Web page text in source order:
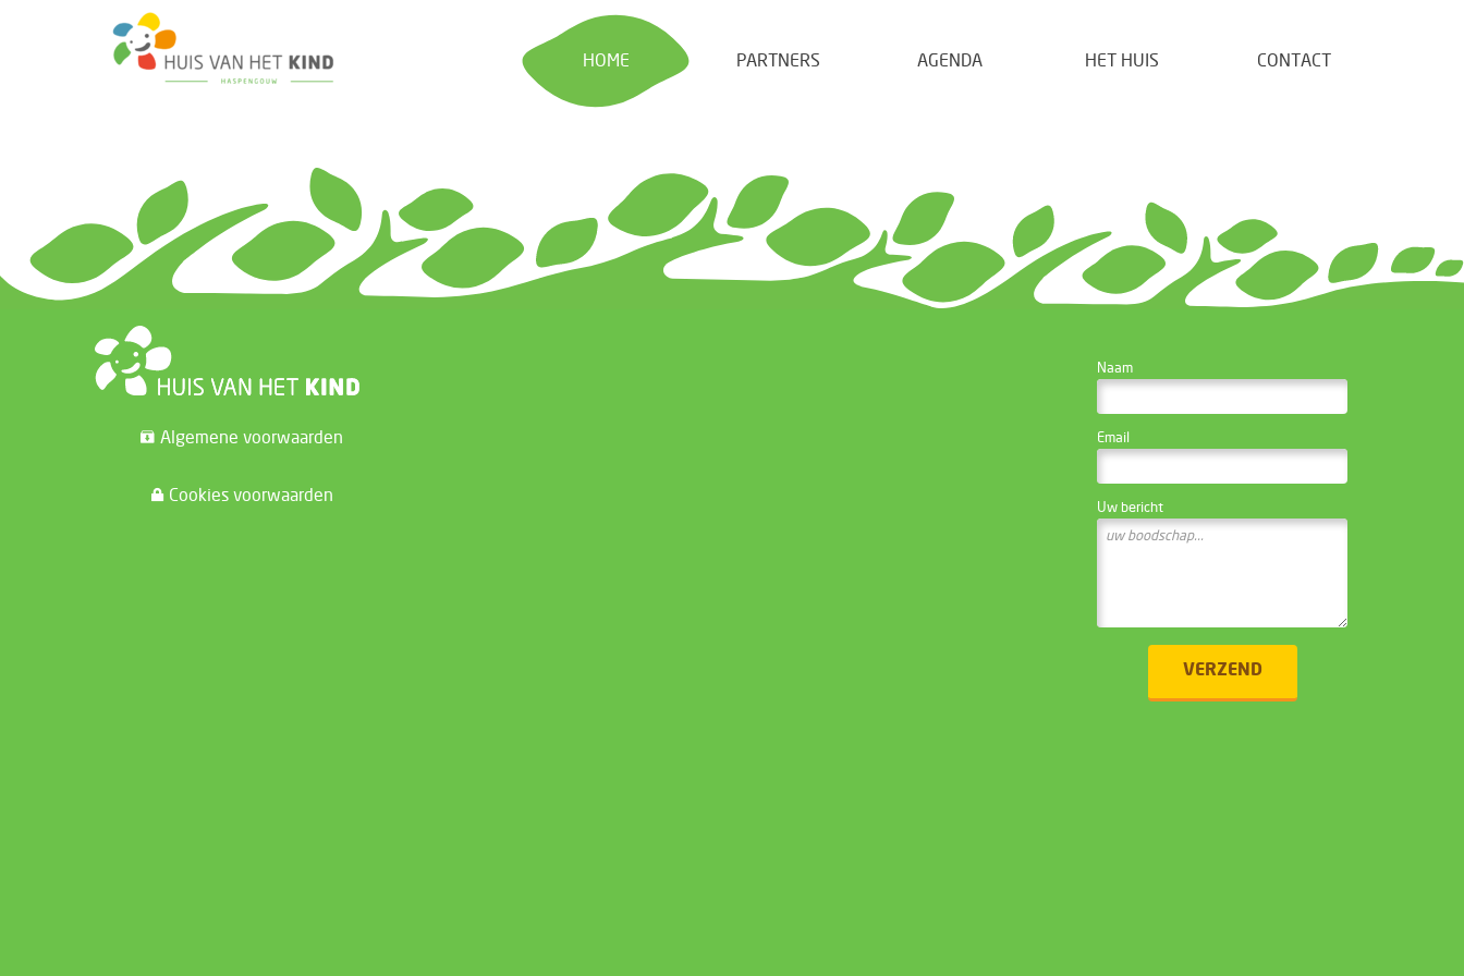
HOME PARTNERS AGENDA HET HUIS CONTACT
Algemene voorwaarden
Cookies voorwaarden
WEBSITE BEHEERDER
Naam
Email
Uw bericht
VERZEND